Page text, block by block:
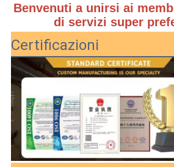
Benvenuti a unirsi ai
di servizi super
Certificazioni